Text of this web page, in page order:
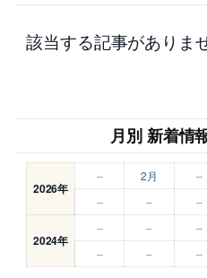
該当する記事がありま
月別 新着情
2026年
– 2月 –
–
– –
2024年
– – –
–
– –